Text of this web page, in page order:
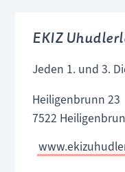
EKIZ
Jeden 1. und 3.
Heiligenbrunn 23
7522